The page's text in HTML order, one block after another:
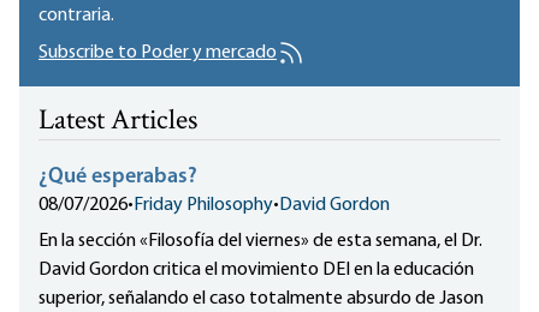
contraria.
Subscribe to Poder y mercado
Latest Articles
¿Qué esperabas?
08/07/2026• Friday Philosophy•David Gordon
En la sección «Filosofía del viernes» de esta semana, el Dr.
David Gordon critica el movimiento DEI en la educación
superior, señalando el caso totalmente absurdo de Jason